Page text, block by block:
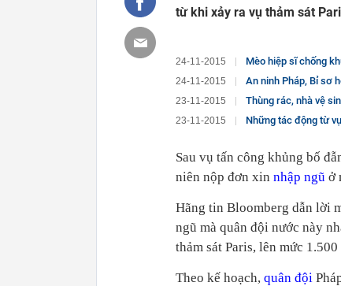
từ khi xảy ra vụ thảm sát
24-11-2015 Mèo hiệp sĩ chống
24-11-2015 An ninh Pháp, Bỉ sơ
23-11-2015 Thùng rác, nhà vệ
23-11-2015 Những tác động từ
Sau vụ tấn công khủng bố
niên nộp đơn xin nhập ngũ ở
Hãng tin Bloomberg dẫn lời
ngũ mà quân đội nước này
thảm sát Paris, lên mức
Theo kế hoạch, quân đội